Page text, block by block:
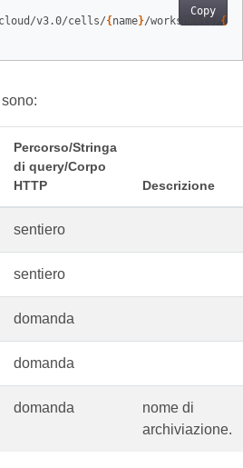
Copy
v3.0/cells/{ name}/worksheets/ {
Percorso/Stringa
di query/Corpo
HTTP
Descrizione
sentiero
sentiero
domanda
domanda
domanda
nome di
archiviazione.